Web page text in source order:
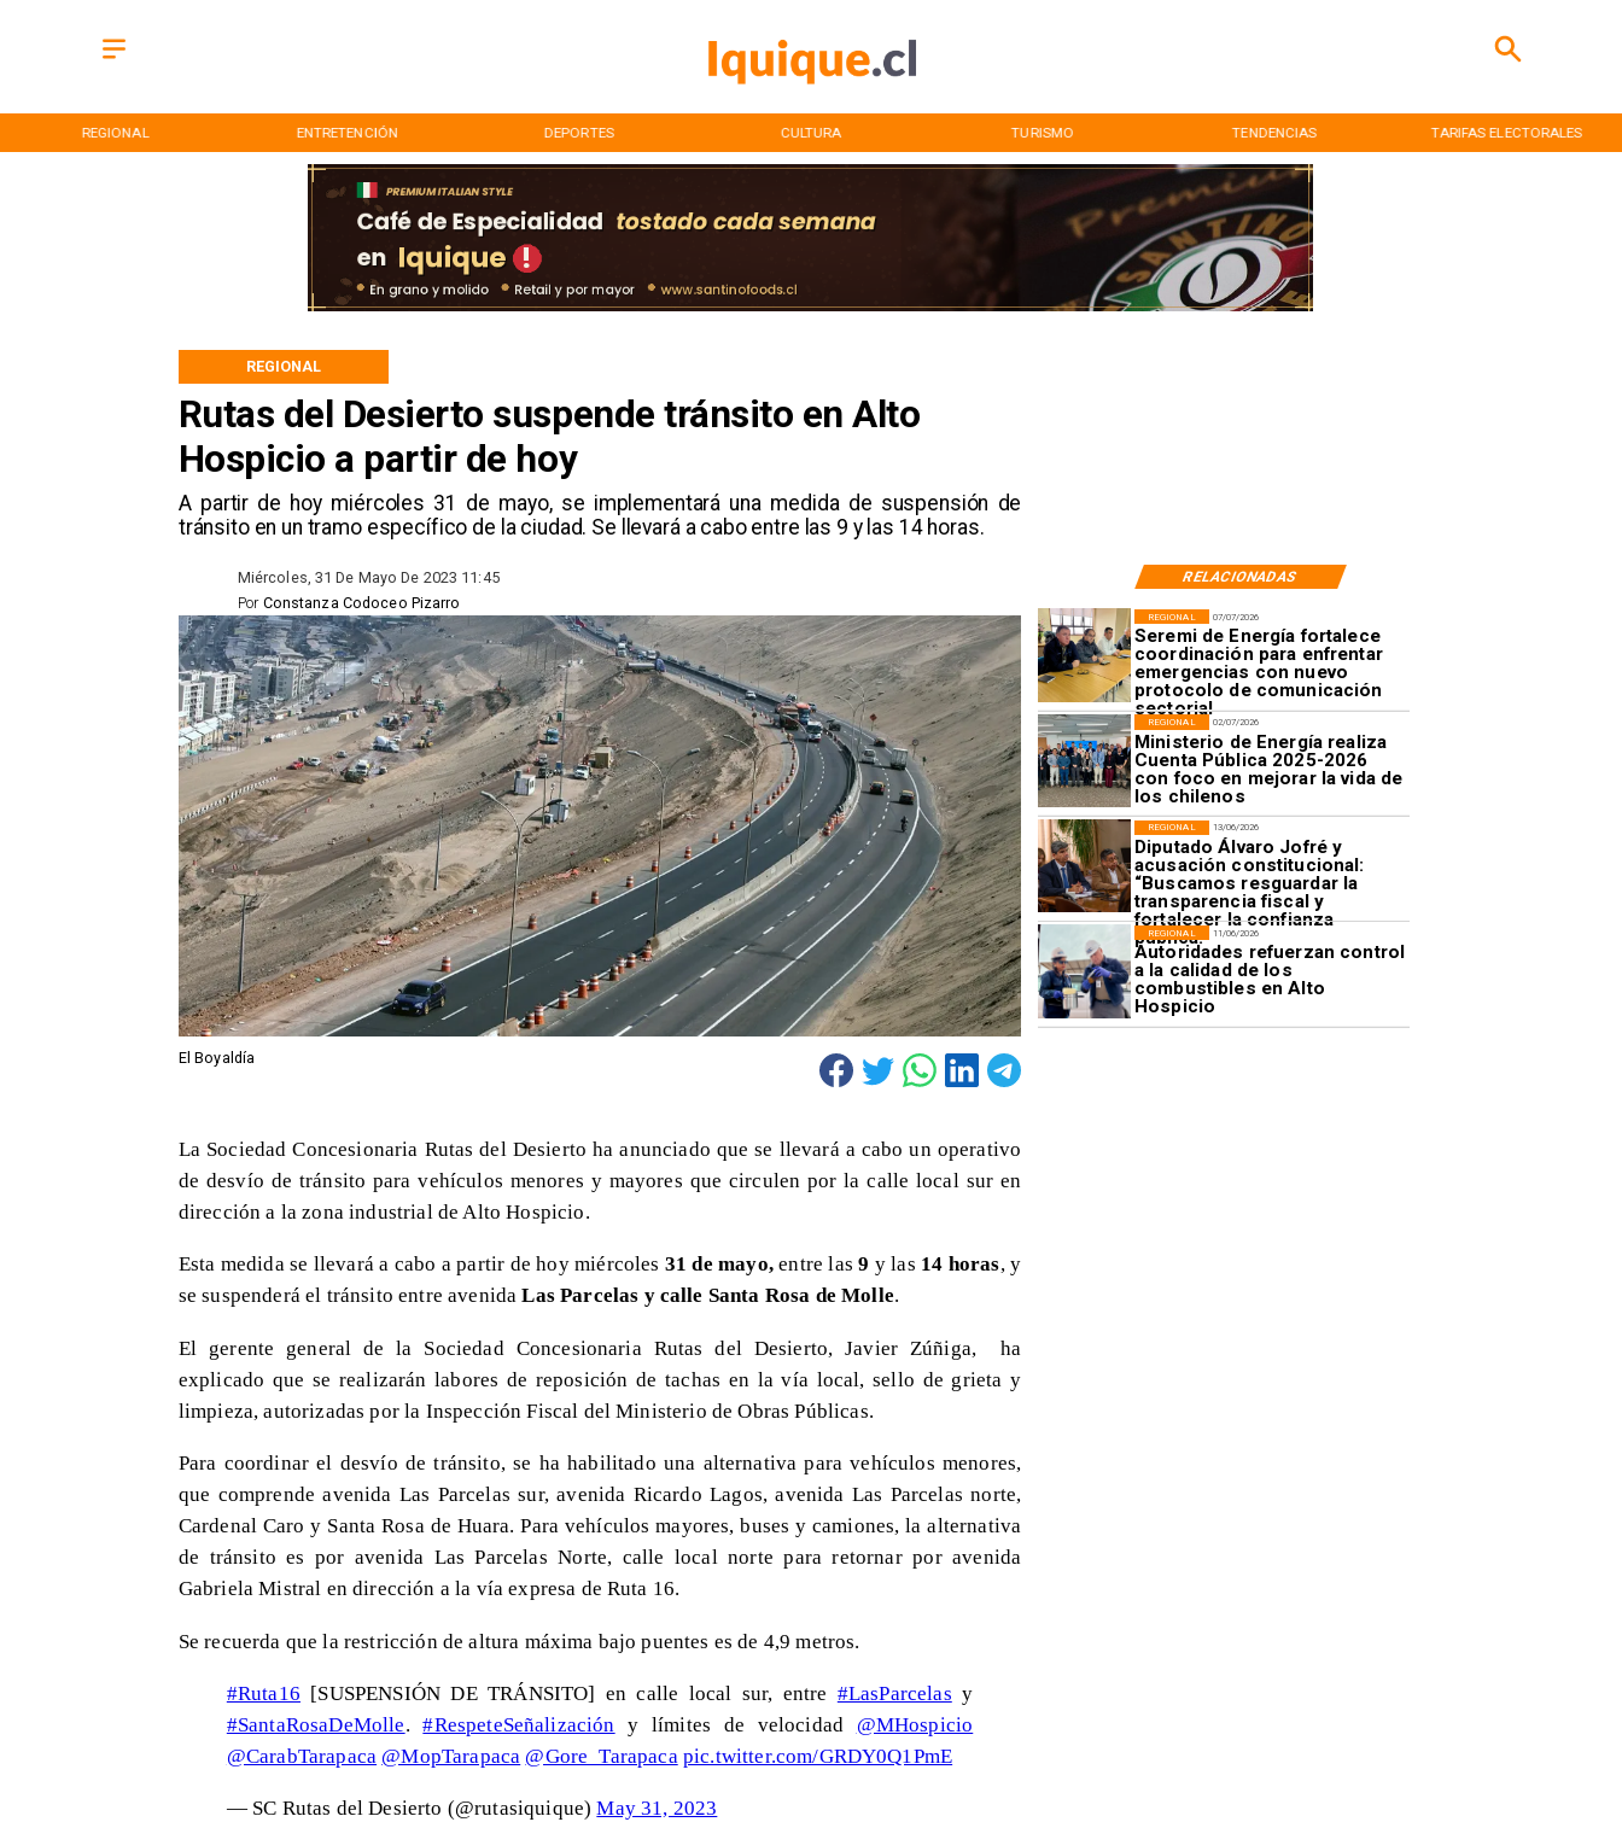
REGIONAL ENTRETENCIÓN DEPORTES CULTURA TURISMO TENDENCIAS TARIFAS ELECTORALES
Rutas del Desierto suspende tránsito en Alto
Hospicio a partir de hoy
A partir de hoy miércoles 31 de mayo, se implementará una medida de suspensión de
tránsito en un tramo específico de la ciudad. Se llevará a cabo entre las 9 y las 14 horas.
REGIONAL
RELACIONADAS
Miércoles, 31 De Mayo De 2023 11:45
Constanza Codoceo Pizarro
Por
El Boyaldía
07/07/2026
Seremi de Energía fortalece
coordinación para enfrentar
emergencias con nuevo
protocolo de comunicación
sectorial
REGIONAL
02/07/2026
Ministerio de Energía realiza
Cuenta Pública 2025-2026
con foco en mejorar la vida de
los chilenos
REGIONAL
13/06/2026
Diputado Álvaro Jofré y
acusación constitucional:
“Buscamos resguardar la
transparencia fiscal y
fortalecer la confianza
pública.”
REGIONAL
11/06/2026
Autoridades refuerzan control
a la calidad de los
combustibles en Alto
Hospicio
REGIONAL
La Sociedad Concesionaria Rutas del Desierto ha anunciado que se llevará a cabo un operativo
de desvío de tránsito para vehículos menores y mayores que circulen por la calle local sur en
dirección a la zona industrial de Alto Hospicio.
Esta medida se llevará a cabo a partir de hoy miércoles 31 de mayo,entre las 9 y las 14 horas, y
se suspenderá el tránsito entre avenidaLas Parcelas y calle Santa Rosa de Molle.
El gerente general de la Sociedad Concesionaria Rutas del Desierto, Javier Zúñiga, ha
explicado que se realizarán labores de reposición de tachas en la vía local, sello de grieta y
limpieza, autorizadas por la Inspección Fiscal del Ministerio de Obras Públicas.
Para coordinar el desvío de tránsito, se ha habilitado una alternativa para vehículos menores,
que comprende avenida Las Parcelas sur, avenida Ricardo Lagos, avenida Las Parcelas norte,
Cardenal Caro y Santa Rosa de Huara. Para vehículos mayores, buses y camiones, la alternativa
de tránsito es por avenida Las Parcelas Norte, calle local norte para retornar por avenida
Gabriela Mistral en dirección a la vía expresa de Ruta 16.
Se recuerda que la restricción de altura máxima bajo puentes es de 4,9 metros.
#Ruta16 [SUSPENSIÓN DE TRÁNSITO] en calle local sur, entre #LasParcelas y
#SantaRosaDeMolle.#RespeteSeñalización y límites de velocidad @MHospicio
@CarabTarapaca @MopTarapaca @Gore_Tarapaca pic.twitter.com/GRDY0Q1PmE
— SC Rutas del Desierto (@rutasiquique)May 31, 2023